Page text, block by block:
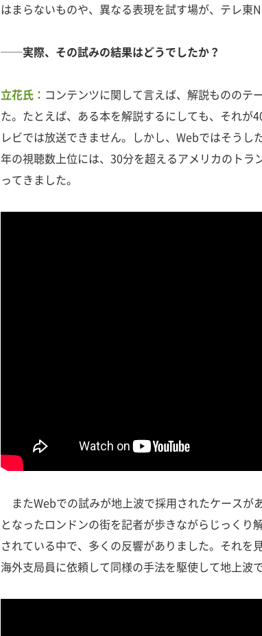
はまらないものや、異なる表現を試す場が、テレ東
──実際、その試みの結果はどうでしたか？
立花氏： コンテンツに関して言えば、解説もののテ
た。たとえば、ある本を解説するにしても、それが
レビでは放送できません。しかし、Webではそう
年の視聴数上位には、30分を超えるアメリカのトラ
ってきました。
またWebでの試みが地上波で採用されたケースが
となったロンドンの街を記者が歩きながらじっくり
されている中で、多くの反響がありました。それを
海外支局員に依頼して同様の手法を駆使して地上波